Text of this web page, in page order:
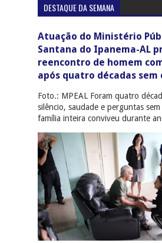
DESTAQUE DA SEMANA
Atuação do Ministério
Santana do Ipanema-AL
reencontro de homem
após quatro décadas
Foto.: MPEAL Foram quatro
silêncio, saudade e perguntas
família inteira conviveu durante